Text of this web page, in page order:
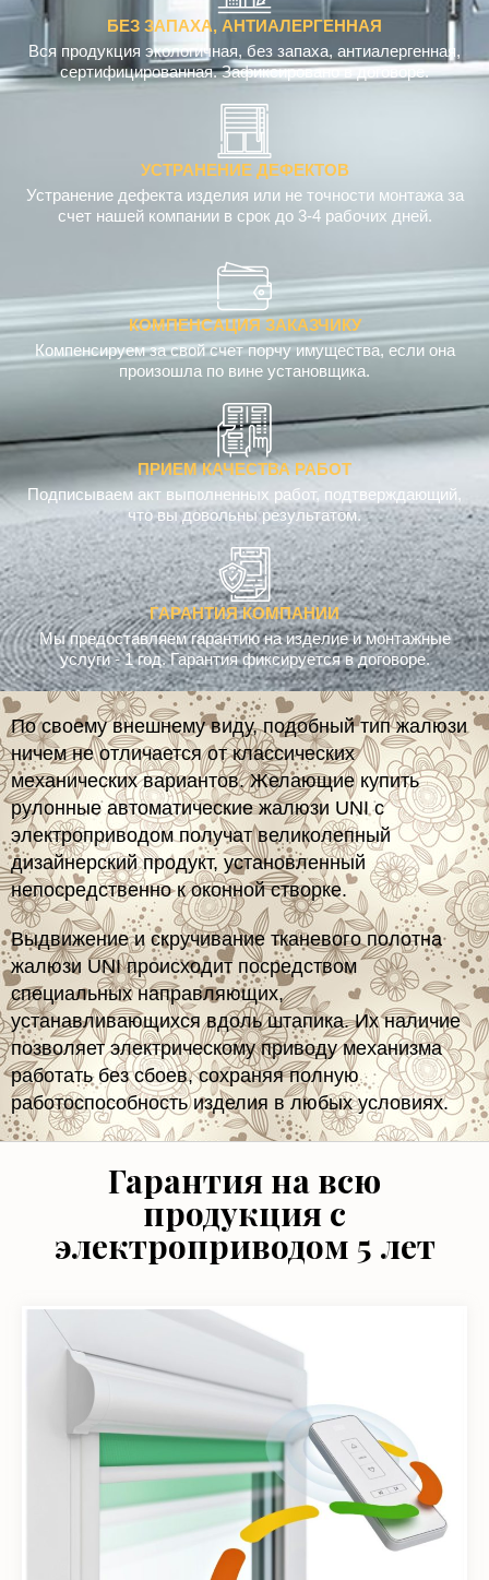
Вся продукция экологичная, без запаха, антиалергенная,
сертифицированная. Зафиксировано в договоре.
УСТРАНЕНИЕ ДЕФЕКТОВ
Устранение дефекта изделия или не точности монтажа за
счет нашей компании в срок до 3-4 рабочих дней.
КОМПЕНСАЦИЯ ЗАКАЗЧИКУ
Компенсируем за свой счет порчу имущества, если она
произошла по вине установщика.
ПРИЕМ КАЧЕСТВА РАБОТ
Подписываем акт выполненных работ, подтверждающий,
что вы довольны результатом.
ГАРАНТИЯ КОМПАНИИ
Мы предоставляем гарантию на изделие и монтажные
услуги - 1 год. Гарантия фиксируется в договоре.
По своему внешнему виду, подобный тип жалюзи
ничем не отличается от классических
механических вариантов. Желающие купить
рулонные автоматические жалюзи UNI с
электроприводом получат великолепный
дизайнерский продукт, установленный
непосредственно к оконной створке.
Выдвижение и скручивание тканевого полотна
жалюзи UNI происходит посредством
специальных направляющих,
устанавливающихся вдоль штапика. Их наличие
позволяет электрическому приводу механизма
работать без сбоев, сохраняя полную
работоспособность изделия в любых условиях.
Гарантия на всю
продукция с
электроприводом 5 лет